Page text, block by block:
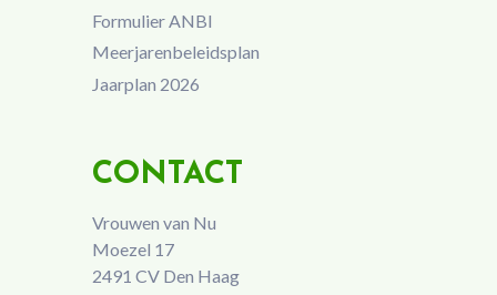
Formulier ANBI
Meerjarenbeleidsplan
Jaarplan 2026
CONTACT
Vrouwen van Nu
Moezel 17
2491 CV Den Haag